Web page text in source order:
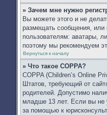
» Зачем мне нужно
Вы можете этого и не
размещать сообщения, или
пользователям: аватары,
поэтому мы рекомендуем
Вернуться к началу
» Что такое COPPA?
COPPA (Children’s Online
Штатов, требующий от
родителей. Допустимо
младше 13 лет. Если вы не
за помощью к